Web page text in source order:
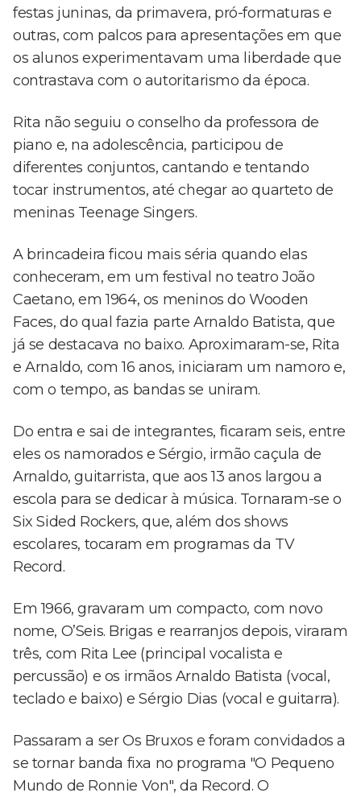
festas juninas, da primavera, pró-formaturas e
outras, com palcos para apresentações em que
os alunos experimentavam uma liberdade que
contrastava com o autoritarismo da época.
Rita não seguiu o conselho da professora de
piano e, na adolescência, participou de
diferentes conjuntos, cantando e tentando
tocar instrumentos, até chegar ao quarteto de
meninas Teenage Singers.
A brincadeira ficou mais séria quando elas
conheceram, em um festival no teatro João
Caetano, em 1964, os meninos do Wooden
Faces, do qual fazia parte Arnaldo Batista, que
já se destacava no baixo. Aproximaram-se, Rita
e Arnaldo, com 16 anos, iniciaram um namoro e,
com o tempo, as bandas se uniram.
Do entra e sai de integrantes, ficaram seis, entre
eles os namorados e Sérgio, irmão caçula de
Arnaldo, guitarrista, que aos 13 anos largou a
escola para se dedicar à música. Tornaram-se o
Six Sided Rockers, que, além dos shows
escolares, tocaram em programas da TV
Record.
Em 1966, gravaram um compacto, com novo
nome, O’Seis. Brigas e rearranjos depois, viraram
três, com Rita Lee (principal vocalista e
percussão) e os irmãos Arnaldo Batista (vocal,
teclado e baixo) e Sérgio Dias (vocal e guitarra).
Passaram a ser Os Bruxos e foram convidados a
se tornar banda fixa no programa "O Pequeno
Mundo de Ronnie Von", da Record. O